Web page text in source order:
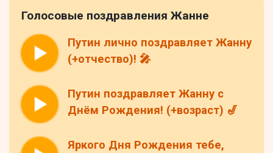
Голосовые поздравления Жанне
Путин лично поздравляет Жанну
(+отчество)! 🎤
Путин поздравляет Жанну с
Днём Рождения! (+возраст) 🎷
Яркого Дня Рождения тебе,